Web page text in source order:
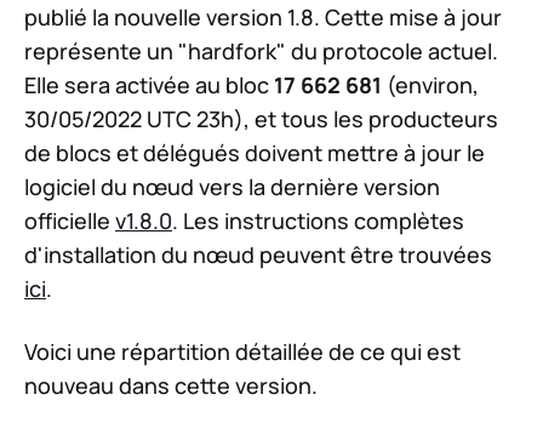
publié la nouvelle version 1.8. Cette mise à jour
représente un "hardfork" du protocole actuel.
Elle sera activée au bloc 17 662 681 (environ,
30/05/2022 UTC 23h), et tous les producteurs
de blocs et délégués doivent mettre à jour le
logiciel du nœud vers la dernière version
officielle v1.8.0. Les instructions complètes
d'installation du nœud peuvent être trouvées
ici.
Voici une répartition détaillée de ce qui est
nouveau dans cette version.